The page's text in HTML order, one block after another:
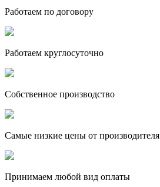
Работаем по договору
Работаем круглосуточно
Собственное производство
Самые низкие цены от производителя
Принимаем любой вид оплаты